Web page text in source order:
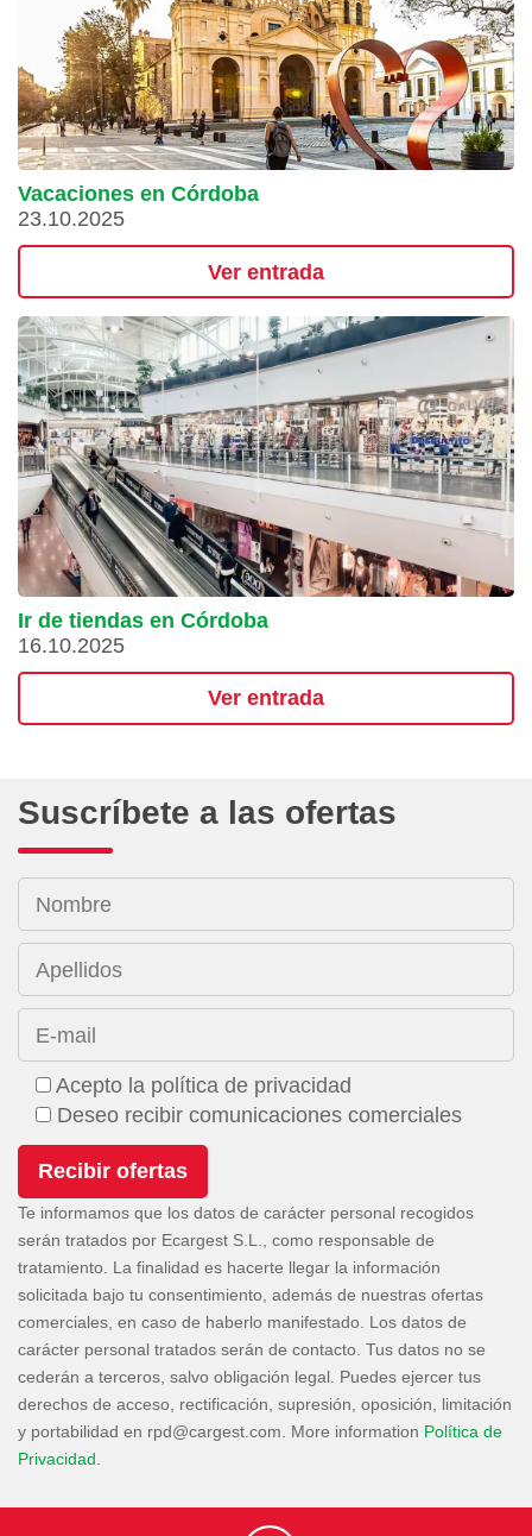
Vacaciones en Córdoba
23.10.2025
Ver entrada
Ir de tiendas en Córdoba
16.10.2025
Ver entrada
Suscríbete a las ofertas
Nombre
Apellidos
E-mail
Acepto la política de privacidad
Deseo recibir comunicaciones comerciales
Te informamos que los datos de carácter personal recogidos
serán tratados por Ecargest S.L., como responsable de
tratamiento. La finalidad es hacerte llegar la información
solicitada bajo tu consentimiento, además de nuestras ofertas
comerciales, en caso de haberlo manifestado. Los datos de
carácter personal tratados serán de contacto. Tus datos no se
cederán a terceros, salvo obligación legal. Puedes ejercer tus
derechos de acceso, rectificación, supresión, oposición, limitación
y portabilidad en
. More information Política de
Privacidad